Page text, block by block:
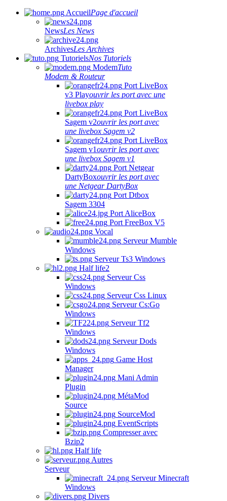
AccueilPage d'accueil
NewsLes News
ArchivesLes Archives
TutorielsNos Tutoriels
ModemTuto
Modem & Routeur
Port LiveBox
v3 Playouvrir les port avec une
livebox play
Port LiveBox
Sagem v2ouvrir les port avec
une livebox Sagem v2
Port LiveBox
Sagem v1ouvrir les port avec
une livebox Sagem v1
Port Netgear
DartyBoxouvrir les port avec
une Netgear DartyBox
Port Dtbox
Sagem 3304
Port AliceBox
Port FreeBox V5
Vocal
Serveur Mumble
Windows
Serveur Ts3 Windows
Half life2
Serveur Css
Windows
Serveur Css Linux
Serveur Cs:Go
Windows
Serveur Tf2
Windows
Serveur Dods
Windows
Game Host
Manager
Mani Admin
Plugin
MétaMod
Source
SourceMod
EventScripts
Compresser avec
Bzip2
Half life
Autres
Serveur
Serveur Minecraft
Windows
Divers